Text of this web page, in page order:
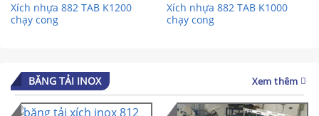
Xích nhựa 882 TAB K1200
chạy cong
Xích nhựa 882 TAB K1000
chạy cong
BĂNG TẢI INOX Xem thêm